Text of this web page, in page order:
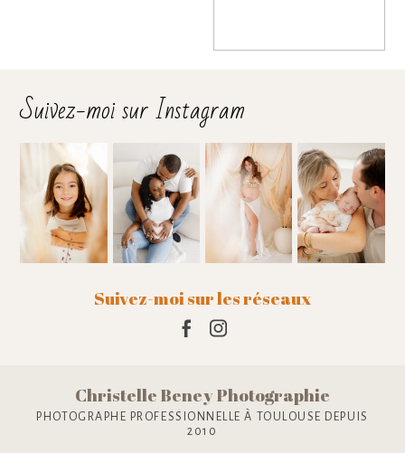
Suivez-moi sur Instagram
Suivez-moi sur les réseaux
Christelle Beney Photographie
PHOTOGRAPHE PROFESSIONNELLE À TOULOUSE DEPUIS
2010